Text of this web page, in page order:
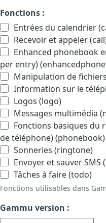
Fonctions :
Entrées du calendrier
Recevoir et appeler
Enhanced phonebook
per entry)
Manipulation de
Information sur le
Logos (logo)
Messages multimédia
Fonctions basiques du
de téléphone) (phonebook)
Sonneries (ringtone)
Envoyer et sauver SMS
Tâches à faire (todo)
Fonctions utilisables dans
Gammu version :